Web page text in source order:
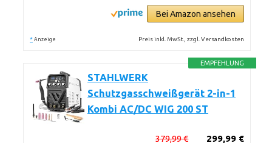
Bei Amazon ansehen
* Anzeige Preis inkl. MwSt., zzgl. Versandkosten
EMPFEHLUNG
STAHLWERK
Schutzgasschweißgerät 2-in-1
Kombi AC/DC WIG 200 ST
299,99 €
379,99 €